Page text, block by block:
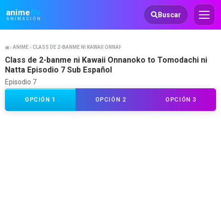
animeflv
ANIMACIÓN
Animeflv Buscar
ANIME CLASS DE 2-BANME NI KAWAII ONNANOKO TO TOMODACHI NI NATTA
Class de 2-banme ni Kawaii Onnanoko to Tomodachi ni
Natta Episodio 7 Sub Español
Episodio 7
OPCIÓN 1 OPCIÓN 2 OPCIÓN 3